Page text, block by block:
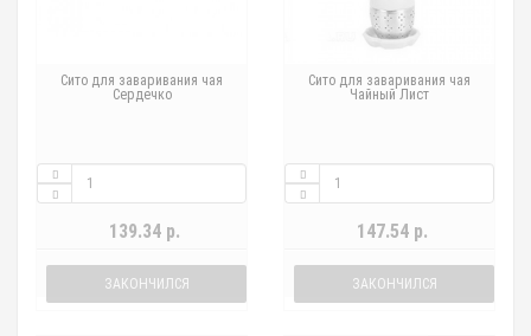
Сито для заваривания чая
Сердечко
139.34 р.
ЗАКОНЧИЛСЯ
Сито для заваривания чая
Чайный Лист
147.54 р.
ЗАКОНЧИЛСЯ